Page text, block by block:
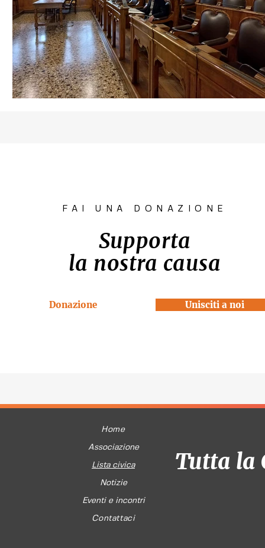
FAI UNA DONAZIONE
Supporta
la nostra causa
Donazione Unisciti a noi
Home
Associazione
Lista civica
Notizie
Eventi e incontri
Contattaci
Tutta la